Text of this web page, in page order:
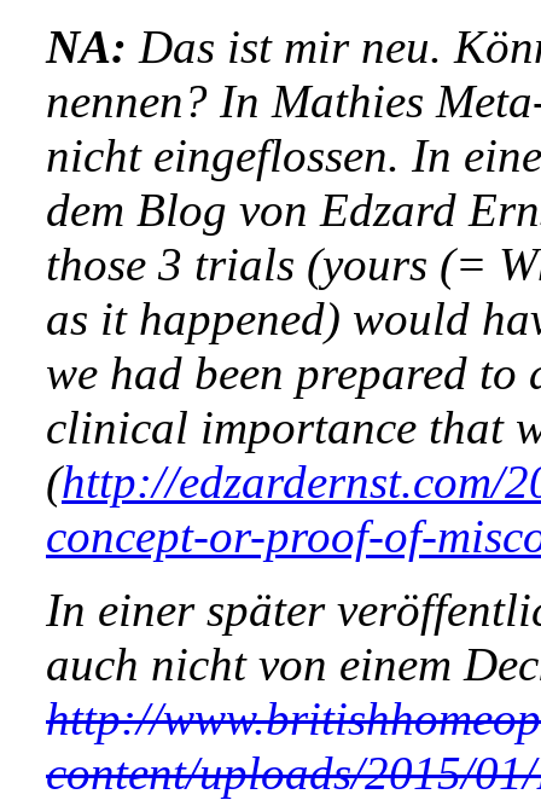
NA: Das ist mir neu.
nennen? In Mathies
nicht eingeflossen. In
dem Blog von Edzard
those 3 trials (yours (=
as it happened) would
we had been prepared to
clinical importance that
(http://edzardernst.com/
concept-or-proof-of-
In einer später
auch nicht von einem
http://
content/uploads/2015/